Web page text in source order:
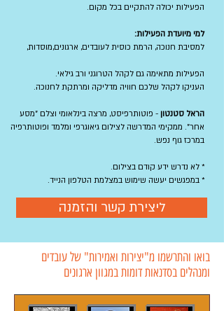
הפעילות יכולה להתקיים בכל מקום.
למי מיועדת הפעילות:
למסיבת חנוכה, הרמת כוסית לעובדים, ארגונים,מוסדות,
הפעילות מתאימה גם לקהל הטרוגני ורב גילאי.
העניקו לקהל שלכם חוויה מדליקה ומרתקת לחנוכה.
הראל סטנטון - פוטותרפיסט, מרצה בינלאומי וצלם "מסע
אחר". ממקימי המדרשה לצילום גיאוגרפי ומלמד ופוטותרפיה
במרכז גוף נפש.
* לא נדרש ידע קודם בצילום.
* במפגשים יעשה שימוש במצלמת הטלפון הנייד.
ליצירת קשר והזמנה
בואו והתרשמו מ"יצירות ואמירות" של עובדים
ומנהלים בסדנאות דומות במגוון ארגונים